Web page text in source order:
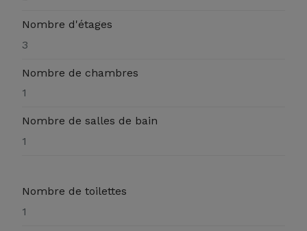
Nombre d'étages
3
Nombre de chambres
1
Nombre de salles de bain
1
Nombre de toilettes
1